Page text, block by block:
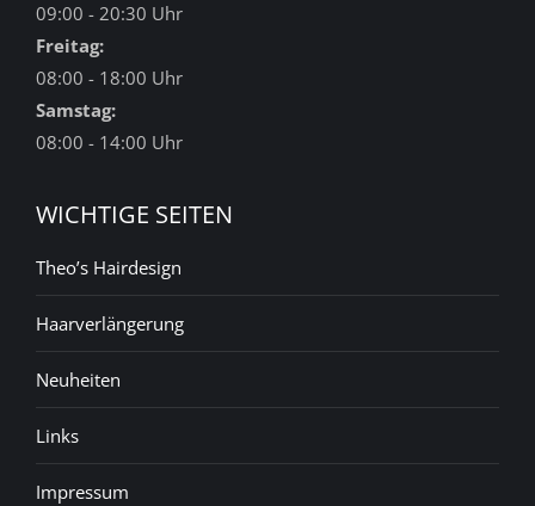
09:00 - 20:30 Uhr
Freitag:
08:00 - 18:00 Uhr
Samstag:
08:00 - 14:00 Uhr
WICHTIGE SEITEN
Theo’s Hairdesign
Haarverlängerung
Neuheiten
Links
Impressum